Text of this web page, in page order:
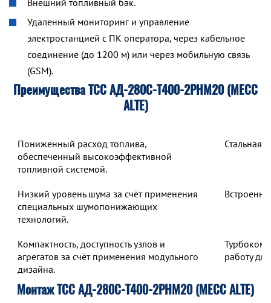
Внешний топливный бак.
Удаленный мониторинг и управление
электростанцией с ПК оператора, через кабельное
соединение (до 1200 м) или через мобильную связь
(GSM).
Преимущества ТСС АД-280С-Т400-2РНМ20 (MECC
ALTE)
Пониженный расход топлива,
обеспеченный высокоэффективной
топливной системой.
Стальная
Низкий уровень шума за счёт применения
специальных шумопонижающих
технологий.
Компактность, доступность узлов и
агрегатов за счёт применения модульного
дизайна.
работу
Монтаж ТСС АД-280С-Т400-2РНМ20 (MECC ALTE)